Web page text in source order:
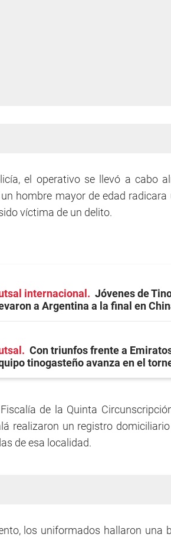
el operativo se llevó a cabo
hombre mayor de edad
víctima de un delito.
internacional
Jóvenes de
a Argentina a la final en
Con triunfos frente a
tinogasteño avanza en el
de la Quinta
realizaron un registro
de esa localidad.
los uniformados hallaron una